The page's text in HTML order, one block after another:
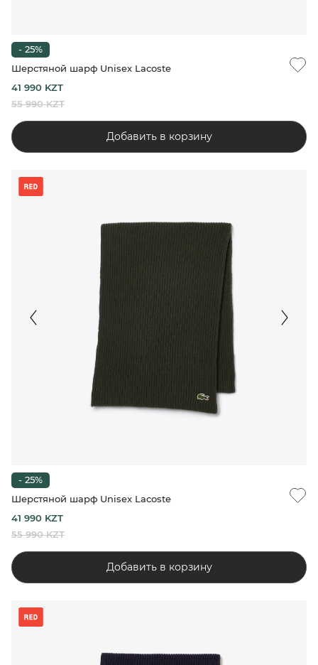
- 25%
Шерстяной шарф Unisex Lacoste
41 990 KZT
55 990 KZT
Добавить в корзину
- 25%
Шерстяной шарф Unisex Lacoste
41 990 KZT
55 990 KZT
Добавить в корзину